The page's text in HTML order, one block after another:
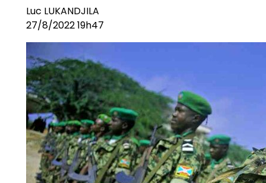
Luc LUKANDJILA
27/8/2022 19h47